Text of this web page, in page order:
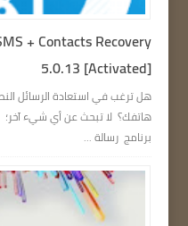
+ Contacts Recovery
5.0.13 [Activated]
هل ترغب في استعادة الرسائل
هاتفك؟ لا تبحث عن أي شيء آخر؛
برنامج رسالة ...